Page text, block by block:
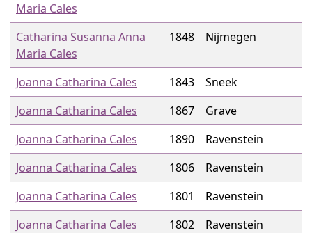
Maria Cales
Catharina Susanna Anna
Maria Cales
1848 Nijmegen
Joanna Catharina Cales 1843
Sneek
Joanna Catharina Cales
1867
Grave
Joanna Catharina Cales
1890
Ravenstein
Joanna Catharina Cales
1806
Ravenstein
Joanna Catharina Cales
1801
Ravenstein
Joanna Catharina Cales
1802
Ravenstein